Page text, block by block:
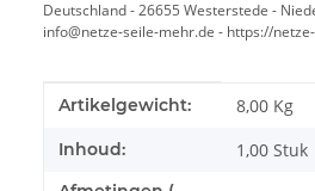
Deutschland - 26655 Westerstede -
info@netze-seile-mehr.de - https://
#productDetails.itemValue#
Artikelgewicht: 8,00 Kg
Inhoud: 1,00 Stuk